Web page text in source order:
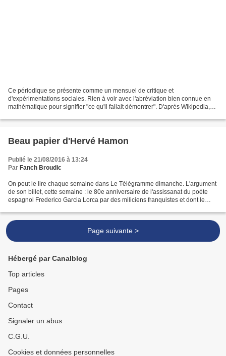
Ce périodique se présente comme un mensuel de critique et
d'expérimentations sociales. Rien à voir avec l'abréviation bien connue en
mathématique pour signifier "ce qu'il fallait démontrer". D'après Wikipedia,
Beau papier d'Hervé Hamon
Publié le 21/08/2016 à 13:24
Par Fanch Broudic
On peut le lire chaque semaine dans Le Télégramme dimanche. L'argument
de son billet, cette semaine : le 80e anniversaire de l'assissanat du poète
espagnol Frederico Garcia Lorca par des miliciens franquistes et dont le
Page suivante >
Hébergé par Canalblog
Top articles
Pages
Contact
Signaler un abus
C.G.U.
Cookies et données personnelles